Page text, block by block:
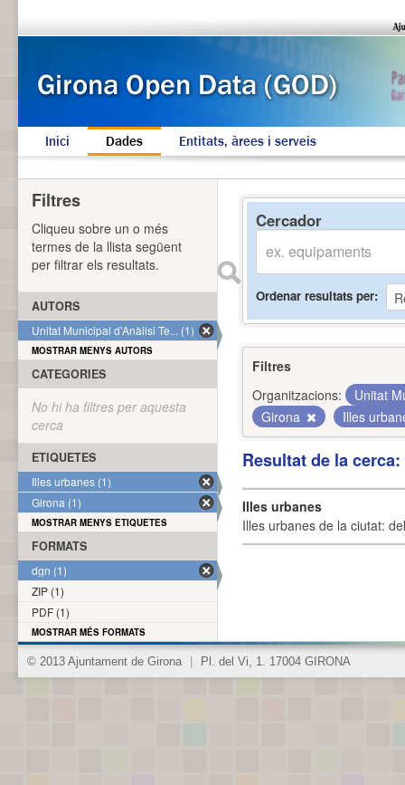
Inici Dades Entitats, àrees i serveis
Cercador
Ordenar resultats per
Filtres
Organitzacions:
Unitat
Girona
Illes
Resultat de la
Illes urbanes
Illes urbanes de la ciutat:
Filtres
Cliqueu sobre un o més
termes de la llista següent
per filtrar els resultats.
AUTORS
Unitat Municipal d'Anàlisi Te... (1)
MOSTRAR MENYS AUTORS
CATEGORIES
No hi ha filtres per aquesta
cerca
ETIQUETES
Illes urbanes (1)
Girona (1)
MOSTRAR MENYS ETIQUETES
FORMATS
dgn (1)
ZIP (1)
PDF (1)
MOSTRAR MÉS FORMATS
© 2013 Ajuntament de Girona Pl. del Vi, 1. 17004 GIRONA